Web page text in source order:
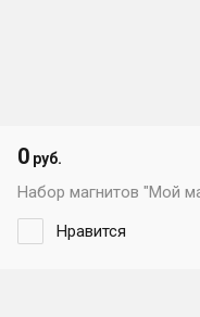
Набор магнитов "Мой
0 руб.
Нравится